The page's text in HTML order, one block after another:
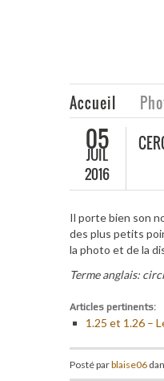
Accueil
05
JUIL
2016
Il porte bien son
des plus petits
la photo et de la
Terme anglais:
Articles pertinents:
1.25 et 1.26 –
Posté parblaise06